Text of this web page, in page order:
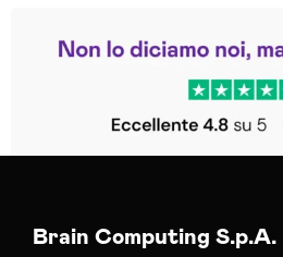
Trustpilot
Brain Computing S.p.A.